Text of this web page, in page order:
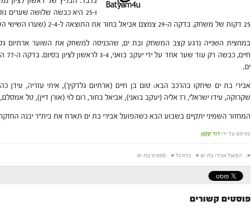
25 דקות של משחק. בדקה ה-29 צמצם אביאל בחור את התוצאה ל-2-4 (שערו השישי העונה).
במחצית השנייה נרגע קצב המשחק ובת ים, שהכניסה למשחק את השוער ארתיום
ים.
אבירי בת ים שיחקו בהרכב הבא: טום בן חיים (ארתיום גלדקיך), איתי עזריה, עידן
שקרוקה, עידו ישראלי, רז אליה (יעקב בואני), אביאל בחור, רום לוי (אורן דיין), טל
המחזור השמיני יתקיים בשבוע הבא כשהפועל אבירי בת ים תארח את בית"ר יבנה
פורסם על ידי דוד קקון
# הפועל אבירי בת ים # כדורגל # ספורט בת ים
פוסטים קשורים